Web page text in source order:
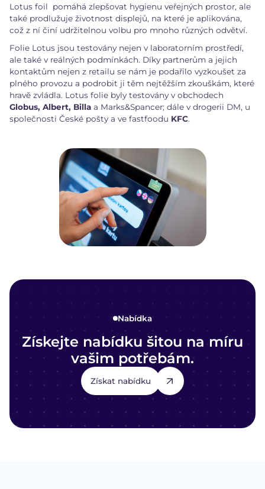
Lotus foil pomáhá zlepšovat hygienu veřejných prostor, ale
také prodlužuje životnost displejů, na které je aplikována,
což z ní činí udržitelnou volbu pro mnoho různých odvětví.
Folie Lotus jsou testovány nejen v laboratorním prostředí,
ale také v reálných podmínkách. Díky partnerům a jejich
kontaktům nejen z retailu se nám je podařilo vyzkoušet za
plného provozu a podrobit ji těm nejtěžším zkouškám, které
hravě zvládla. Lotus folie byly testovány v obchodech
Globus, Albert, Billa a Marks&Spancer; dále v drogerii DM, u
společnosti České pošty a ve fastfoodu KFC.
Nabídka
Získejte nabídku šitou na míru
vašim potřebám.
Získat nabídku